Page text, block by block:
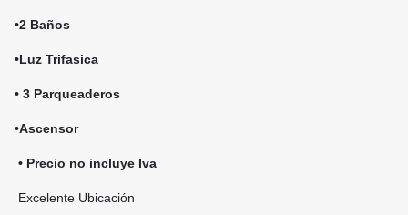
•2 Baños
•Luz Trifasica
• 3 Parqueaderos
•Ascensor
• Precio no incluye Iva
Excelente Ubicación